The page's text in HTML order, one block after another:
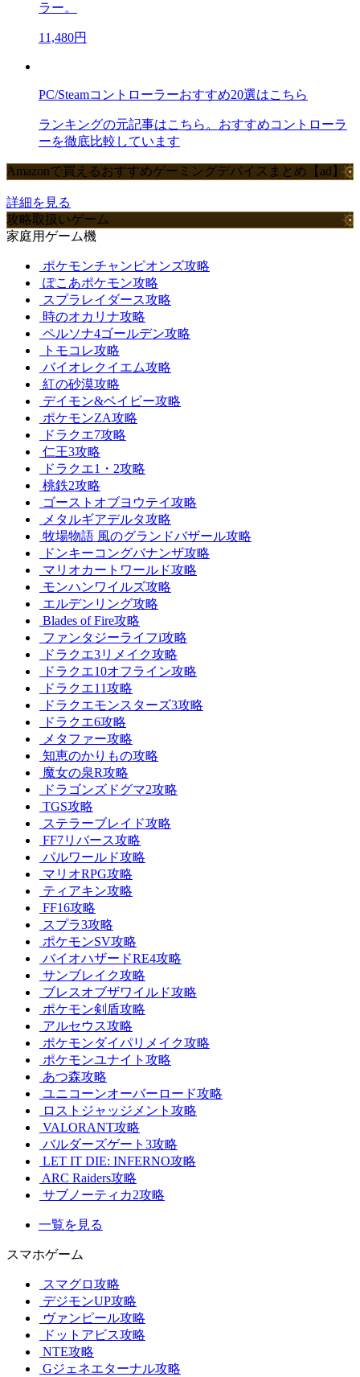
ラー。
11,480円
PC/Steamコントローラーおすすめ20選はこちら
ランキングの元記事はこちら。おすすめコントローラ
ーを徹底比較しています
Amazonで買えるおすすめゲーミングデバイスまとめ【ad】
詳細を見る
攻略取扱いゲーム
家庭用ゲーム機
ポケモンチャンピオンズ攻略
ぽこあポケモン攻略
スプラレイダース攻略
時のオカリナ攻略
ペルソナ4ゴールデン攻略
トモコレ攻略
バイオレクイエム攻略
紅の砂漠攻略
デイモン&ベイビー攻略
ポケモンZA攻略
ドラクエ7攻略
仁王3攻略
ドラクエ1・2攻略
桃鉄2攻略
ゴーストオブヨウテイ攻略
メタルギアデルタ攻略
牧場物語 風のグランドバザール攻略
ドンキーコングバナンザ攻略
マリオカートワールド攻略
モンハンワイルズ攻略
エルデンリング攻略
Blades of Fire攻略
ファンタジーライフi攻略
ドラクエ3リメイク攻略
ドラクエ10オフライン攻略
ドラクエ11攻略
ドラクエモンスターズ3攻略
ドラクエ6攻略
メタファー攻略
知恵のかりもの攻略
魔女の泉R攻略
ドラゴンズドグマ2攻略
TGS攻略
ステラーブレイド攻略
FF7リバース攻略
パルワールド攻略
マリオRPG攻略
ティアキン攻略
FF16攻略
スプラ3攻略
ポケモンSV攻略
バイオハザードRE4攻略
サンブレイク攻略
ブレスオブザワイルド攻略
ポケモン剣盾攻略
アルセウス攻略
ポケモンダイパリメイク攻略
ポケモンユナイト攻略
あつ森攻略
ユニコーンオーバーロード攻略
ロストジャッジメント攻略
VALORANT攻略
バルダーズゲート3攻略
LET IT DIE: INFERNO攻略
ARC Raiders攻略
サブノーティカ2攻略
一覧を見る
スマホゲーム
スマグロ攻略
デジモンUP攻略
ヴァンピール攻略
ドットアビス攻略
NTE攻略
Gジェネエターナル攻略